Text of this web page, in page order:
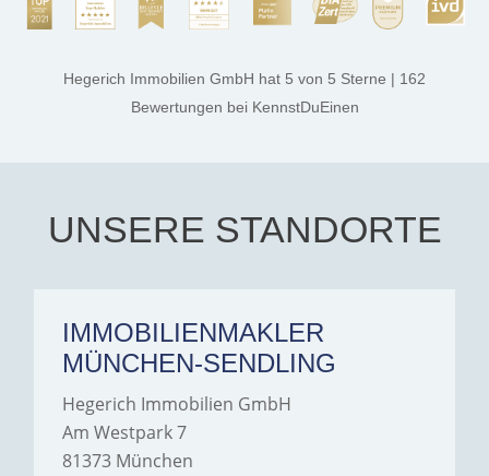
rest. They made the entire
process smooth,
thanks, and a huge part of
the credit goes to Amelie
Jamrowâ€”she was
exceptionally professional,
Hegerich Immobilien to
anyone looking for a home.
Hegerich Immobilien GmbH hat 5 von 5 Sterne | 162
Bewertungen bei KennstDuEinen
UNSERE STANDORTE
IMMOBILIENMAKLER
MÜNCHEN-SENDLING
Hegerich Immobilien GmbH
Am Westpark 7
81373 München